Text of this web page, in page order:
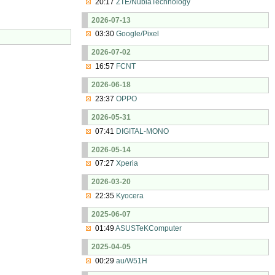
2026-07-13
03:30Google/Pixel
2026-07-02
16:57 FCNT
2026-06-18
23:37OPPO
2026-05-31
07:41 DIGITAL-MONO
2026-05-14
07:27Xperia
2026-03-20
22:35 Kyocera
2025-06-07
01:49ASUSTeKComputer
2025-04-05
00:29au/W51H